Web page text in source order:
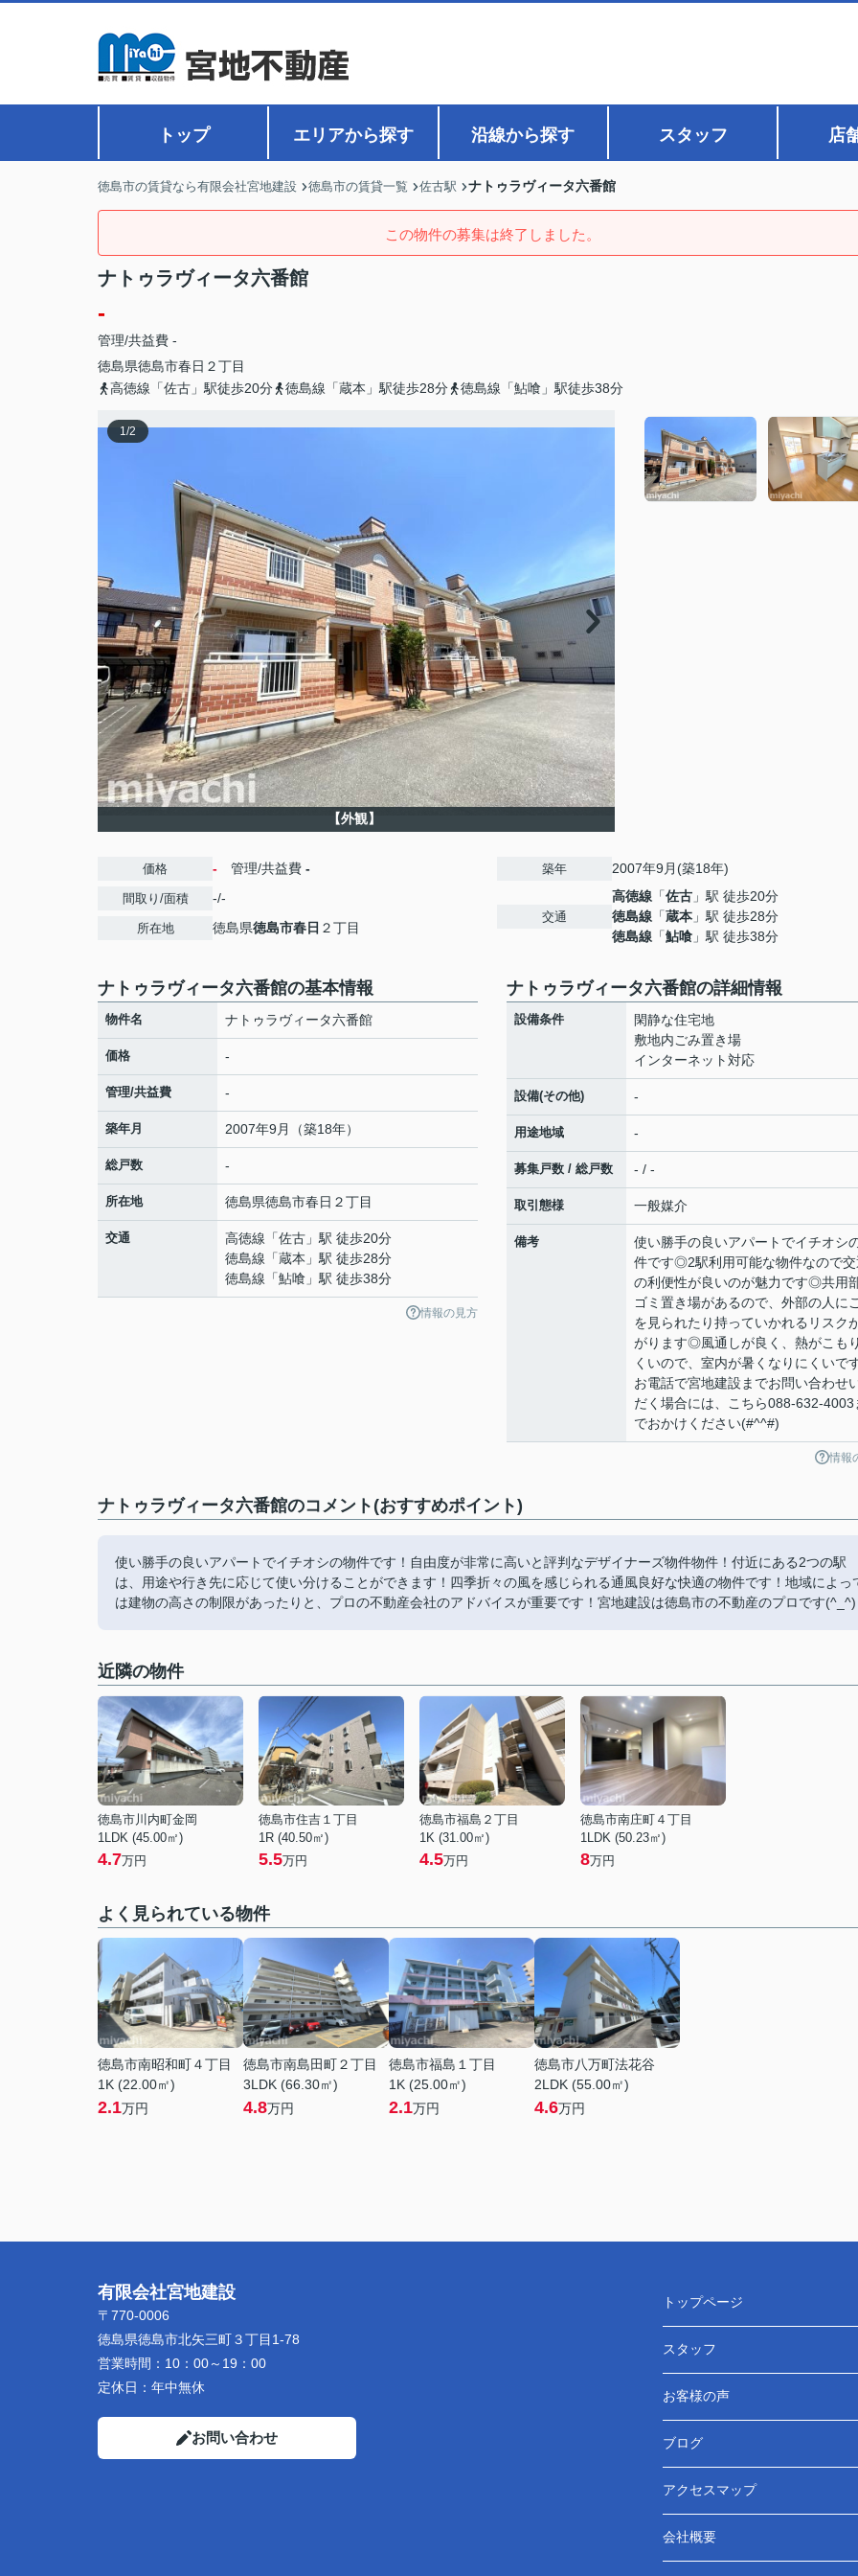
トップ エリアから探す 沿線から探す スタッフ 店
徳島市の賃貸なら有限会社宮地建設 徳島市の賃貸一覧 佐古駅 ナトゥラヴィータ六番館
この物件の募集は終了しました。
ナトゥラヴィータ六番館
-
管理/共益費 -
徳島県徳島市春日 ２丁目
高徳線「佐古」駅徒歩20分
徳島線「蔵本」駅徒歩28分 徳島線「鮎喰」駅徒歩38分
1/2
【外観】
価格 - 管理/共益費 -
間取り/面積 -/-
所在地 徳島県徳島市春日 ２丁目
築年 2007年9月(築18年)
交通
高徳線 「佐古 」駅 徒歩20分
徳島線 「蔵本 」駅 徒歩28分
徳島線 「鮎喰 」駅 徒歩38分
ナトゥラヴィータ六番館の基本情報
物件名 ナトゥラヴィータ六番館
価格 -
管理/共益費 -
築年月 2007年9月（築18年）
総戸数 -
所在地 徳島県徳島市春日 ２丁目
交通 高徳線 「佐古 」駅 徒歩20分
徳島線 「蔵本 」駅 徒歩28分
徳島線 「鮎喰 」駅 徒歩38分
情報の見方
ナトゥラヴィータ六番館の詳細情報
設備条件
閑静な住宅地
敷地内ごみ置き場
インターネット対応
設備(その他) -
用途地域 -
募集戸数 / 総戸数 - / -
取引態様 一般媒介
備考
使い勝手の良いアパートでイチオシ
件です◎2駅利用可能な物件なので交
の利便性が良いのが魅力です◎共用
ゴミ置き場があるので、外部の人に
を見られたり持っていかれるリスク
がります◎風通しが良く、熱がこも
くいので、室内が暑くなりにくいで
お電話で宮地建設までお問い合わせ
だく場合には、こちら088-632-4003
でおかけください(#^^#)
情報
ナトゥラヴィータ六番館のコメント(おすすめポイント)
使い勝手の良いアパートでイチオシの物件です！自由度が非常に高いと評判なデザイナーズ物件物件！付近にある2つの駅
は、用途や行き先に応じて使い分けることができます！四季折々の風を感じられる通風良好な快適の物件です！地域によっ
は建物の高さの制限があったりと、プロの不動産会社のアドバイスが重要です！宮地建設は徳島市の不動産のプロです(^_^)
近隣の物件
徳島市川内町金岡
1LDK (45.00㎡)
4.7万円
徳島市住吉１丁目
1R (40.50㎡)
5.5万円
徳島市福島２丁目
1K (31.00㎡)
4.5万円
徳島市南庄町４丁目
1LDK (50.23㎡)
8万円
よく見られている物件
徳島市南昭和町４丁目
1K (22.00㎡)
2.1万円
徳島市南島田町２丁目
3LDK (66.30㎡)
4.8万円
徳島市福島１丁目
1K (25.00㎡)
2.1万円
徳島市八万町法花谷
2LDK (55.00㎡)
4.6万円
有限会社宮地建設
〒770-0006
徳島県徳島市北矢三町３丁目1-78
営業時間： 10：00～19：00
定休日： 年中無休
お問い合わせ
トップページ
スタッフ
お客様の声
ブログ
アクセスマップ
会社概要